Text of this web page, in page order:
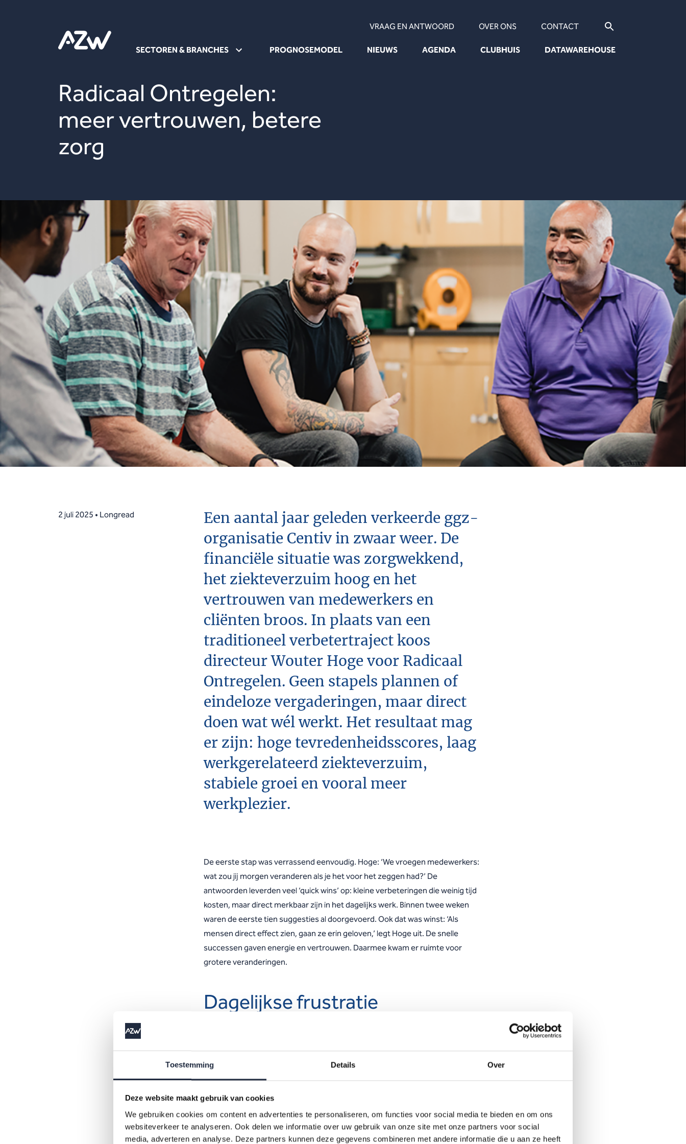
Toestemming Details Over
Deze website maakt gebruik van cookies
We gebruiken cookies om content en advertenties te personaliseren, om functies voor social media te bieden en om ons
websiteverkeer te analyseren. Ook delen we informatie over uw gebruik van onze site met onze partners voor social
media, adverteren en analyse. Deze partners kunnen deze gegevens combineren met andere informatie die u aan ze heeft
SECTOREN & BRANCHES PROGNOSEMODEL NIEUWS AGENDA CLUBHUIS DATAWAREHOUSE
VRAAG EN ANTWOORD OVER ONS CONTACT
Radicaal Ontregelen:
meer vertrouwen, betere
zorg
2 juli 2025 • Longread
Een aantal jaar geleden verkeerde ggz-
organisatie Centiv in zwaar weer. De
financiële situatie was zorgwekkend,
het ziekteverzuim hoog en het
vertrouwen van medewerkers en
cliënten broos. In plaats van een
traditioneel verbetertraject koos
directeur Wouter Hoge voor Radicaal
Ontregelen. Geen stapels plannen of
eindeloze vergaderingen, maar direct
doen wat wél werkt. Het resultaat mag
er zijn: hoge tevredenheidsscores, laag
werkgerelateerd ziekteverzuim,
stabiele groei en vooral meer
werkplezier.
De eerste stap was verrassend eenvoudig. Hoge: ‘We vroegen medewerkers:
wat zou jij morgen veranderen als je het voor het zeggen had?’ De
antwoorden leverden veel ‘quick wins’ op: kleine verbeteringen die weinig tijd
kosten, maar direct merkbaar zijn in het dagelijks werk. Binnen twee weken
waren de eerste tien suggesties al doorgevoerd. Ook dat was winst: ‘Als
mensen direct effect zien, gaan ze erin geloven,’ legt Hoge uit. De snelle
successen gaven energie en vertrouwen. Daarmee kwam er ruimte voor
grotere veranderingen.
Dagelijkse frustratie
werken of collega’s elkaar niet kunnen bereiken, gebeurt er niets.’ Daarom ging
Die praktische blik leidde ook tot een scherpe evaluatie van bestaande
projecten. Wat draagt bij aan het werkplezier en goede zorg? Ineffectieve